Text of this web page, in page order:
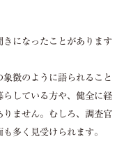
になったことがあります
徴のように語られること
らしている方や、健全に経
ません。むしろ、調査官
多く見受けられます。